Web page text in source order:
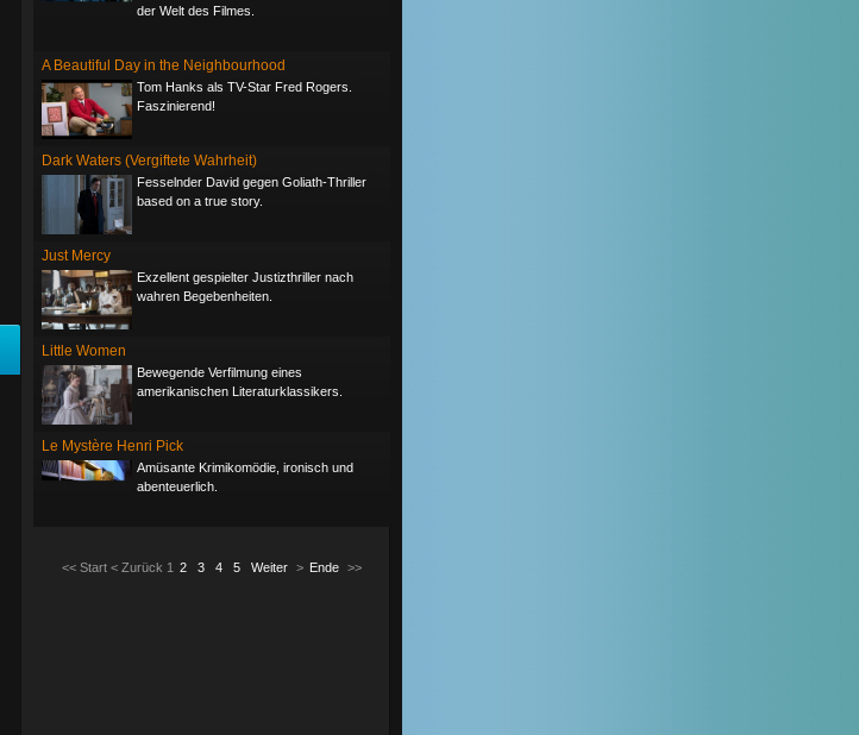
der Welt des Filmes.
A Beautiful Day in the Neighbourhood
Tom Hanks als TV-Star Fred Rogers.
Faszinierend!
Dark Waters (Vergiftete Wahrheit)
Fesselnder David gegen Goliath-Thriller
based on a true story.
Just Mercy
Exzellent gespielter Justizthriller nach
wahren Begebenheiten.
Little Women
Bewegende Verfilmung eines
amerikanischen Literaturklassikers.
Le Mystère Henri Pick
Amüsante Krimikomödie, ironisch und
abenteuerlich.
<< Start < Zurück 1 2 3 4 5 Weiter > Ende >>